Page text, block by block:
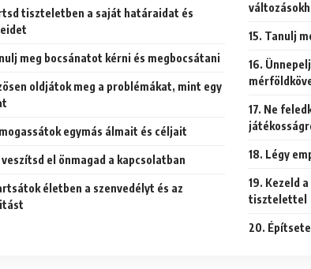
tiszteletben a saját határaidat és
meg bocsánatot kérni és megbocsátani
oldjátok meg a problémákat, mint egy
egymás álmait és céljait
veszítsd el önmagad a kapcsolatban
életben a szenvedélyt és az
15. Tanulj
16.
17. Ne
18. Légy
19. Kezeld
tisztelettel
20.